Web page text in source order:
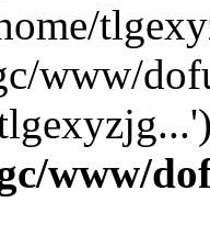
www/
www/